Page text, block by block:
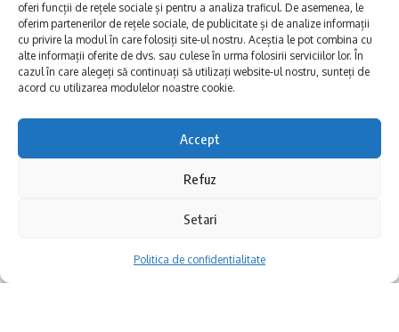
oferi funcții de rețele sociale și pentru a analiza traficul. De asemenea, le
oferim partenerilor de rețele sociale, de publicitate și de analize informații
cu privire la modul în care folosiți site-ul nostru. Aceștia le pot combina cu
alte informații oferite de dvs. sau culese în urma folosirii serviciilor lor. În
cazul în care alegeți să continuați să utilizați website-ul nostru, sunteți de
acord cu utilizarea modulelor noastre cookie.
Accept
Refuz
Setari
Politica de confidentialitate
E xplorăm Dobrogea,
Explorăm valorile locale:
lacuri, cele mai vechi orașe,
multe etnii, CELE MAI
Afaceri și meșteșuguri
Actualitate
Dobrogea PE BUNE
Istorie și civilizaţie